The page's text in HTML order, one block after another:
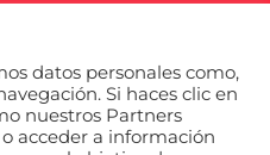
datos personales como,
Si haces clic en
nuestros Partners
acceder a información